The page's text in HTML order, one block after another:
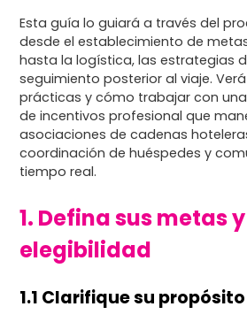
Esta guía lo guiará a través del
desde el establecimiento de
hasta la logística, las estrategias
seguimiento posterior al viaje.
prácticas y cómo trabajar con
de incentivos profesional que
asociaciones de cadenas
coordinación de huéspedes y
tiempo real.
1. Defina sus metas
elegibilidad
1.1 Clarifique su propósito